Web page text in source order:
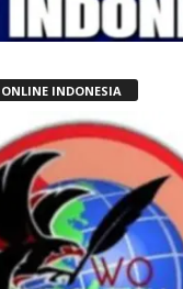
INDONESIA